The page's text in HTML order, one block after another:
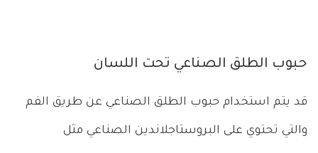
حبوب الطلق الصناعي تحت اللسان
قد يتم استخدام حبوب الطلق الصناعي عن طريق الفم
والتي تحتوي على البروستاجلاندين الصناعي مثل